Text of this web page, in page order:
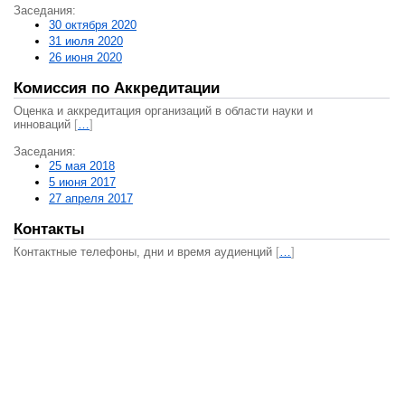
Заседания:
30 октября 2020
31 июля 2020
26 июня 2020
Комиссия по Аккредитации
Оценка и аккредитация организаций в области науки и
инноваций […]
Заседания:
25 мая 2018
5 июня 2017
27 апреля 2017
Контакты
Контактные телефоны, дни и время аудиенций […]